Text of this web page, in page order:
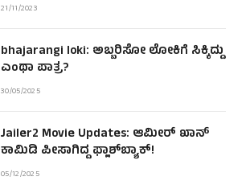
21/11/2023
bhajarangi loki: ಅಬ್ಬರಿಸೋ ಲೋಕಿಗೆ ಸಿಕ್ಕಿದ್ದು
ಎಂಥಾ ಪಾತ್ರ?
30/05/2025
Jailer2 Movie Updates: ಆಮೀರ್ ಖಾನ್
ಕಾಮಿಡಿ ಪೀಸಾಗಿದ್ದ ಫ್ಲಾಶ್‌ಬ್ಯಾಕ್!
05/12/2025